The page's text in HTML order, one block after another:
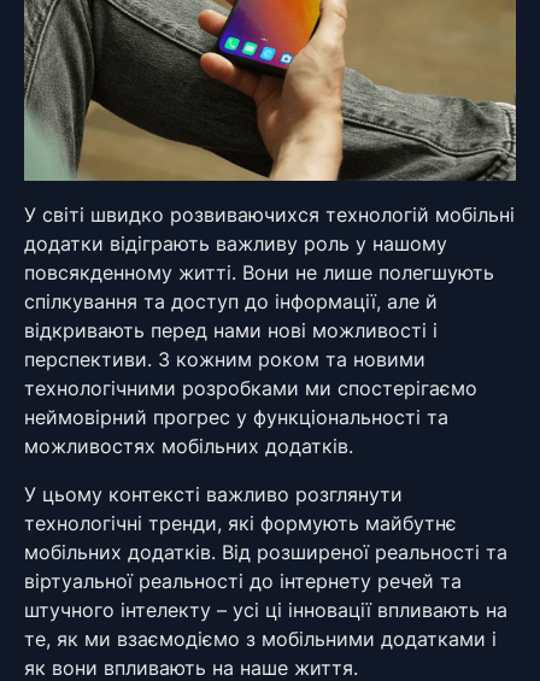
У світі швидко розвиваючихся технологій мобільні
додатки відіграють важливу роль у нашому
повсякденному житті. Вони не лише полегшують
спілкування та доступ до інформації, але й
відкривають перед нами нові можливості і
перспективи. З кожним роком та новими
технологічними розробками ми спостерігаємо
неймовірний прогрес у функціональності та
можливостях мобільних додатків.
У цьому контексті важливо розглянути
технологічні тренди, які формують майбутнє
мобільних додатків. Від розширеної реальності та
віртуальної реальності до інтернету речей та
штучного інтелекту – усі ці інновації впливають на
те, як ми взаємодіємо з мобільними додатками і
як вони впливають на наше життя.